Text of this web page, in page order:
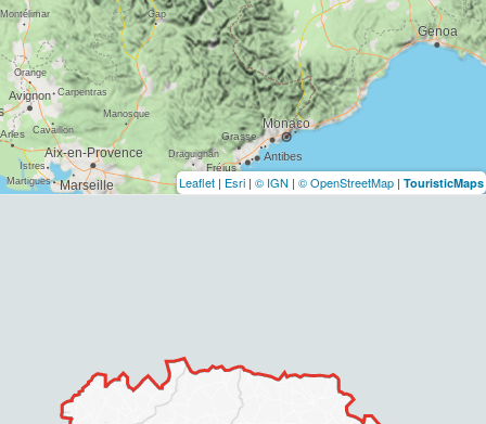
Leaflet | Esri | © IGN | © OpenStreetMap | TouristicMaps